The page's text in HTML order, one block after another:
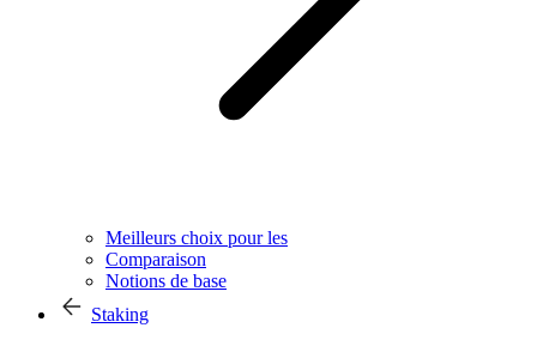
Meilleurs choix pour les
Comparaison
Notions de base
Staking